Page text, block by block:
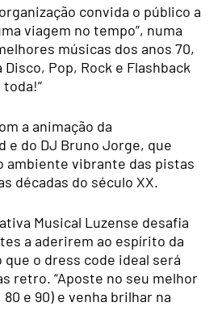
convida o público a
viagem no tempo”, numa
músicas dos anos 70,
Disco, Pop, Rock e Flashback
a animação da
e do DJ Bruno Jorge, que
ambiente vibrante das pistas
décadas do século XX.
Musical Luzense desafia
a aderirem ao espírito da
o dress code ideal será
retro. “Aposte no seu melhor
e 90) e venha brilhar na